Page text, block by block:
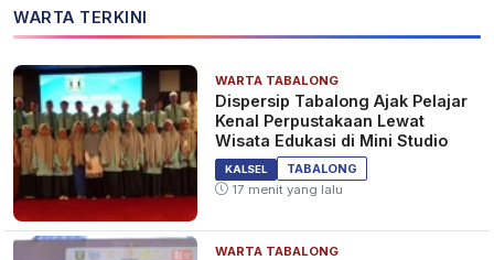
WARTA TERKINI
WARTA TABALONG
Dispersip Tabalong Ajak Pelajar
Kenal Perpustakaan Lewat
Wisata Edukasi di Mini Studio
KALSEL
TABALONG
17 menit yang lalu
WARTA TABALONG